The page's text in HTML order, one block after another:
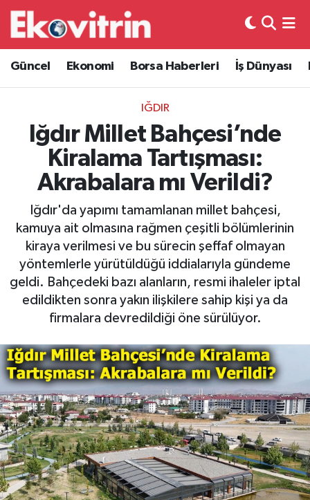
Güncel Ekonomi Borsa Haberleri İş Dünyası
IĞDIR
Iğdır Millet Bahçesi’nde
Kiralama Tartışması:
Akrabalara mı Verildi?
Iğdır'da yapımı tamamlanan millet bahçesi,
kamuya ait olmasına rağmen çeşitli bölümlerinin
kiraya verilmesi ve bu sürecin şeffaf olmayan
yöntemlerle yürütüldüğü iddialarıyla gündeme
geldi. Bahçedeki bazı alanların, resmi ihaleler iptal
edildikten sonra yakın ilişkilere sahip kişi ya da
firmalara devredildiği öne sürülüyor.
Güncel
Ekonomi
Borsa Haberleri
İş Dünyası
Lojistik
Otovitrin
Asayiş
Magazin
Spor
Eğitim
Hava Durumu
Trafik Durumu
Süper Lig Puan Durumu ve Fikstür
Tüm Manşetler
Son Dakika Haberleri
Haber Arşivi